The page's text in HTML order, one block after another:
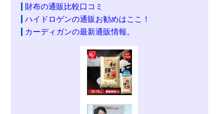
財布の通販比較口コミ
ハイドロゲンの通販お勧めはここ！
カーディガンの最新通販情報。